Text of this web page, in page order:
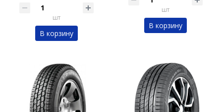
шт
В корзину
шт
В корзину